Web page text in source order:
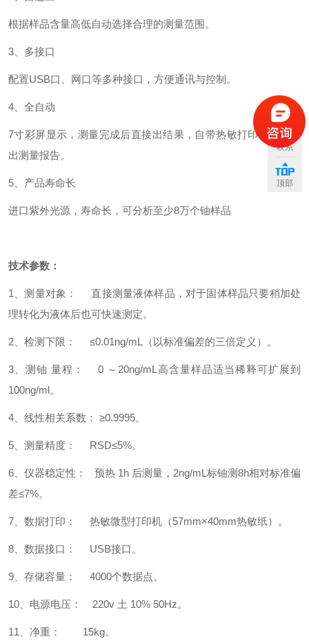
根据样品含量高低自动选择合理的测量范围。
3、多接口
配置USB口、网口等多种接口，方便通讯与控制。
4、全自动
7寸彩屏显示，测量完成后直接出结果，自带热敏打印机，直接
出测量报告。
5、产品寿命长
进口紫外光源，寿命长，可分析至少8万个铀样品
技术参数：
1 、测量对象：
直接测量液体样品，对于固体样品只要稍加处
理转化为液体后也可快速测定。
2 检测下限： ≤0.01ng/mL（以标准偏差的三倍定义） 。
3 测铀 量程：
0 ～20ng/mL高含量样品适当稀释可扩展到
100ng/ml。
4 线性相关系数： ≥0.9995。
5 测量精度： RSD≤5%。
6 仪器稳定性： 预热 1h 后测量，2ng/mL标铀测8h相对标准偏
差≤7%。
7、 数据打印： 热敏微型打印机（57mm×40mm热敏纸） 。
8、 数据接口： USB接口 。
9、 存储容量： 4000个数据点。
10、 电源电压： 220v 土 10% 50Hz。
11、 净重： 15kg。
联系
顶部